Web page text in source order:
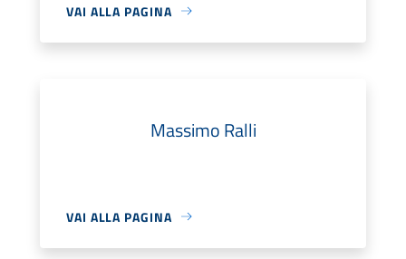
VAI ALLA PAGINA
Massimo Ralli
VAI ALLA PAGINA